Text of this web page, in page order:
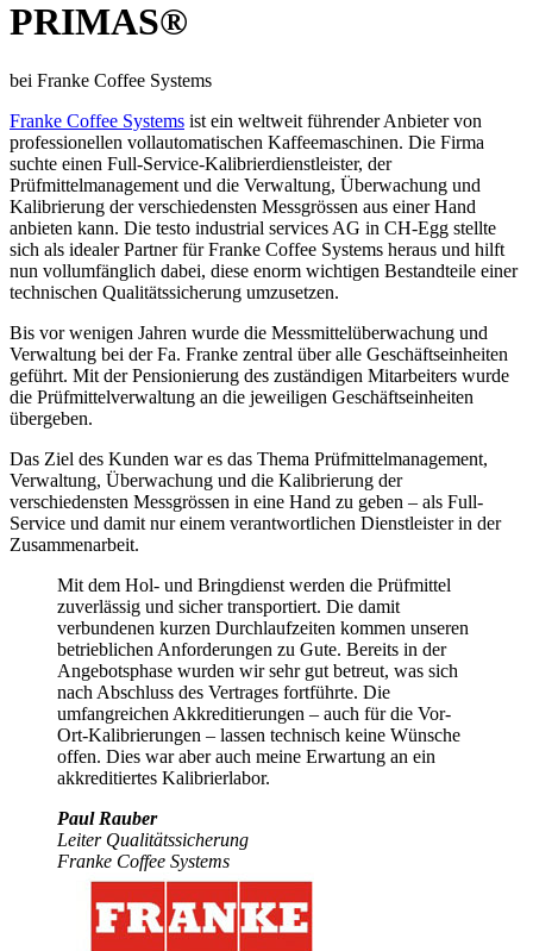
PRIMAS®
bei Franke Coffee Systems
Franke Coffee Systems ist ein weltweit führender Anbieter von
professionellen vollautomatischen Kaffeemaschinen. Die Firma
suchte einen Full-Service-Kalibrierdienstleister, der
Prüfmittelmanagement und die Verwaltung, Überwachung und
Kalibrierung der verschiedensten Messgrössen aus einer Hand
anbieten kann. Die testo industrial services AG in CH-Egg stellte
sich als idealer Partner für Franke Coffee Systems heraus und hilft
nun vollumfänglich dabei, diese enorm wichtigen Bestandteile einer
technischen Qualitätssicherung umzusetzen.
Bis vor wenigen Jahren wurde die Messmittelüberwachung und
Verwaltung bei der Fa. Franke zentral über alle Geschäftseinheiten
geführt. Mit der Pensionierung des zuständigen Mitarbeiters wurde
die Prüfmittelverwaltung an die jeweiligen Geschäftseinheiten
übergeben.
Das Ziel des Kunden war es das Thema Prüfmittelmanagement,
Verwaltung, Überwachung und die Kalibrierung der
verschiedensten Messgrössen in eine Hand zu geben – als Full-
Service und damit nur einem verantwortlichen Dienstleister in der
Zusammenarbeit.
Mit dem Hol- und Bringdienst werden die Prüfmittel
zuverlässig und sicher transportiert. Die damit
verbundenen kurzen Durchlaufzeiten kommen unseren
betrieblichen Anforderungen zu Gute. Bereits in der
Angebotsphase wurden wir sehr gut betreut, was sich
nach Abschluss des Vertrages fortführte. Die
umfangreichen Akkreditierungen – auch für die Vor-
Ort-Kalibrierungen – lassen technisch keine Wünsche
offen. Dies war aber auch meine Erwartung an ein
akkreditiertes Kalibrierlabor.
Paul Rauber
Leiter Qualitätssicherung
Franke Coffee Systems